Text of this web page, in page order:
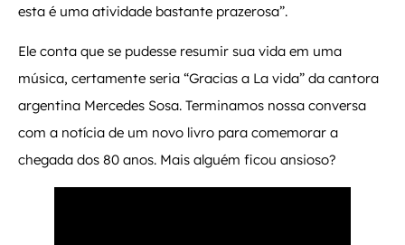
esta é uma atividade bastante prazerosa”.
Ele conta que se pudesse resumir sua vida em uma
música, certamente seria “Gracias a La vida” da cantora
argentina Mercedes Sosa. Terminamos nossa conversa
com a notícia de um novo livro para comemorar a
chegada dos 80 anos. Mais alguém ficou ansioso?